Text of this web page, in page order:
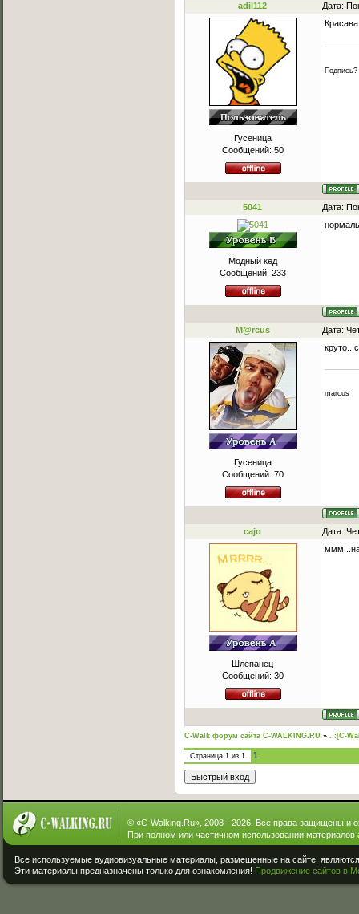
adil112 Дата:
Гусеница
Сообщений: 50
Подпись?
5041 Дата:
Модный кед
Сообщений: 233
M@rcus Дата:
Гусеница
Сообщений: 70
круто..
marcus
cajo Дата:
Шлепанец
Сообщений: 30
C-Walk форум сайта C-WALKING.RU » ..:[C-
Страница 1 из 1 1
© «C-Walking.Ru», 2008 - 2026. Все права защищены и
При полном или частичном использовании материалов
Все используемые аудиовизуальные материалы, размещенные на сайте,
Эти материалы предназначены только для ознакомления! Продвижение сайтов в